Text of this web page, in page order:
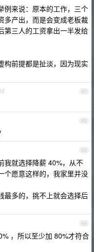
例来说：原本的工作，三个
多产出，而是会变成老板裁
第三人的工资拿出一半发给
构前提都是扯淡，因为现实
41
42
43
我就选择降薪 40%，从不
个愿意这样的，我家里并没
最多的，挑不上就会选择后
44
，所以至少加 80%才符合